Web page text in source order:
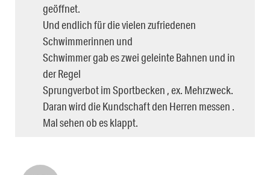
geöffnet.
Und endlich für die vielen zufriedenen
Schwimmerinnen und
Schwimmer gab es zwei geleinte Bahnen und in
der Regel
Sprungverbot im Sportbecken , ex. Mehrzweck.
Daran wird die Kundschaft den Herren messen .
Mal sehen ob es klappt.